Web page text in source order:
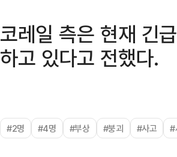
코레일 측은 현재 긴
하고 있다고 전했다.
#2명 #4명 #부상 #붕괴 #사고 #